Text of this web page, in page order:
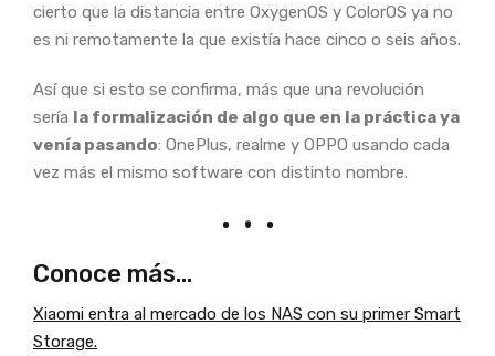
cierto que la distancia entre OxygenOS y ColorOS ya no
es ni remotamente la que existía hace cinco o seis años.
Así que si esto se confirma, más que una revolución
sería la formalización de algo que en la práctica ya
venía pasando: OnePlus, realme y OPPO usando cada
vez más el mismo software con distinto nombre.
Conoce más…
Xiaomi entra al mercado de los NAS con su primer Smart
Storage.